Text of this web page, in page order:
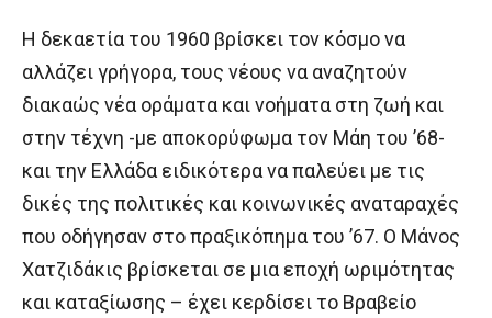
Η δεκαετία του 1960 βρίσκει τον κόσμο να
αλλάζει γρήγορα, τους νέους να αναζητούν
διακαώς νέα οράματα και νοήματα στη ζωή και
στην τέχνη -με αποκορύφωμα τον Μάη του ’68-
και την Ελλάδα ειδικότερα να παλεύει με τις
δικές της πολιτικές και κοινωνικές αναταραχές
που οδήγησαν στο πραξικόπημα του ’67. Ο Μάνος
Χατζιδάκις βρίσκεται σε μια εποχή ωριμότητας
και καταξίωσης – έχει κερδίσει το Βραβείο